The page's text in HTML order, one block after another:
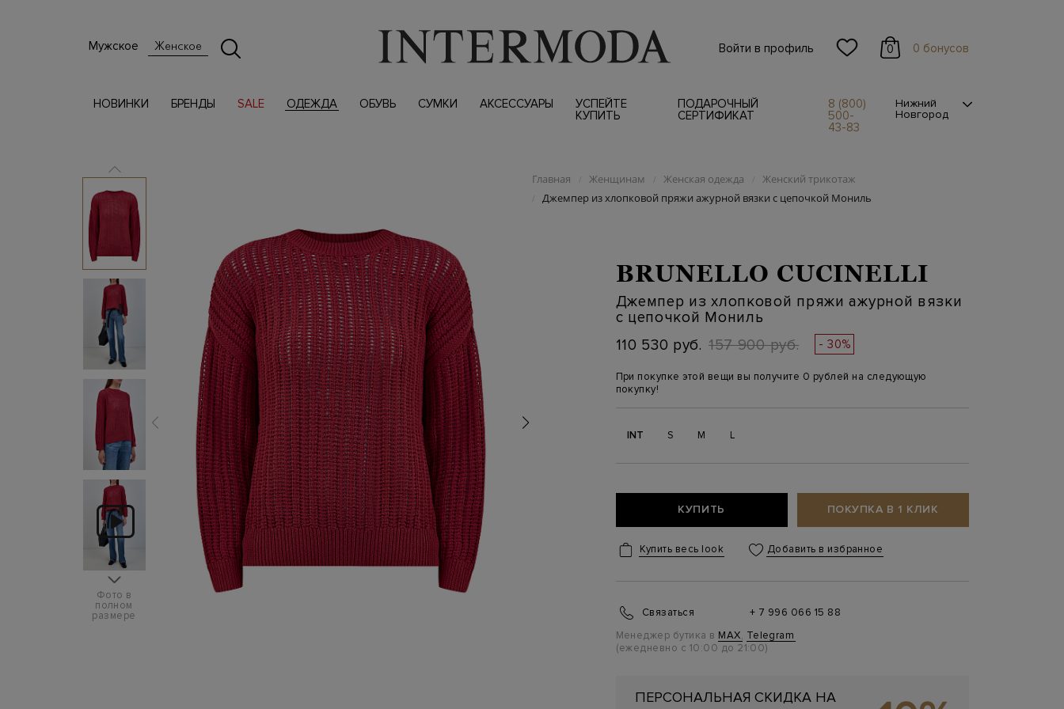
Мужское Женское Войти в профиль 0 0 бонусов
НОВИНКИ БРЕНДЫ SALE ОДЕЖДА ОБУВЬ СУМКИ АКСЕССУАРЫ
УСПЕЙТЕ
КУПИТЬ
ПОДАРОЧНЫЙ
СЕРТИФИКАТ
8 (800)
500-
43-83
Нижний
Новгород
Фото в
полном
размере
Главная / Женщинам / Женская одежда / Женский трикотаж
/ Джемпер из хлопковой пряжи ажурной вязки с цепочкой Мониль
BRUNELLO CUCINELLI
Джемпер из хлопковой пряжи ажурной вязки
с цепочкой Мониль
110 530 руб. 157 900 руб. - 30%
При покупке этой вещи вы получите 0 рублей на следующую
покупку!
INT S M L
КУПИТЬ ПОКУПКА В 1 КЛИК
Купить весь look Добавить в избранное
Связаться
+ 7 996 066 15 88
Менеджер бутика в MAX, Telegram
(ежедневно с 10:00 до 21:00)
ПЕРСОНАЛЬНАЯ СКИДКА НА